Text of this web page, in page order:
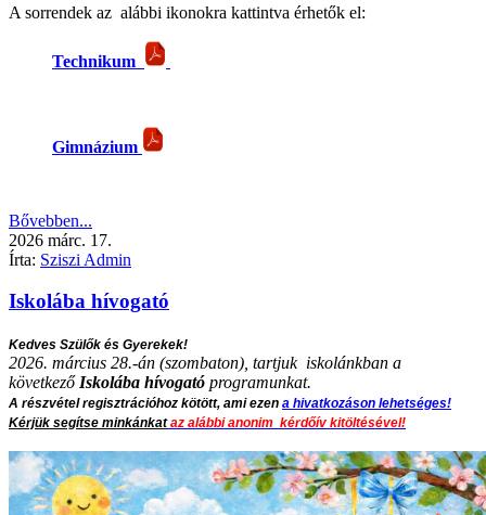
A sorrendek az alábbi ikonokra kattintva érhetők el:
Technikum
Gimnázium
Bővebben...
2026 márc. 17.
Írta: Sziszi Admin
Iskolába hívogató
Kedves Szülők és Gyerekek!
2026. március 28.-án (szombaton), tartjuk iskolánkban a
következőIskolába hívogató programunkat.
A részvétel regisztrációhoz kötött, ami ezen a hivatkozáson lehetséges!
Kérjük segítse minkánkataz alábbi anonim kérdőív kitöltésével!